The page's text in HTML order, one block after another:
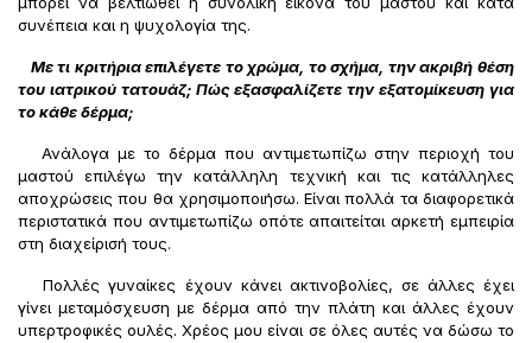
συνέπεια και η ψυχολογία της.
Με τι κριτήρια επιλέγετε το χρώμα, το σχήμα, την ακριβή θέση
του ιατρικού τατουάζ; Πώς εξασφαλίζετε την εξατομίκευση για
το κάθε δέρμα;
Ανάλογα με το δέρμα που αντιμετωπίζω στην περιοχή του
μαστού επιλέγω την κατάλληλη τεχνική και τις κατάλληλες
αποχρώσεις που θα χρησιμοποιήσω. Είναι πολλά τα διαφορετικά
περιστατικά που αντιμετωπίζω οπότε απαιτείται αρκετή εμπειρία
στη διαχείρισή τους.
Πολλές γυναίκες έχουν κάνει ακτινοβολίες, σε άλλες έχει
γίνει μεταμόσχευση με δέρμα από την πλάτη και άλλες έχουν
υπερτροφικές ουλές. Χρέος μου είναι σε όλες αυτές να δώσω το